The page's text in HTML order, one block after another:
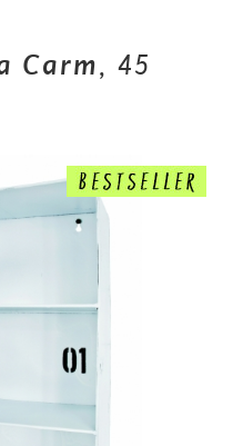
Carm, 45